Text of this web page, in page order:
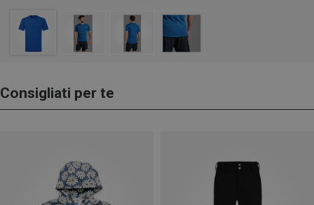
Consigliati per te